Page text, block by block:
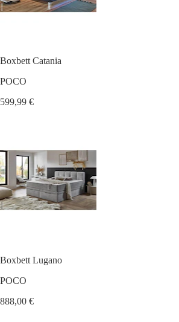
Boxbett Catania
POCO
599,99 €
Boxbett Lugano
POCO
888,00 €